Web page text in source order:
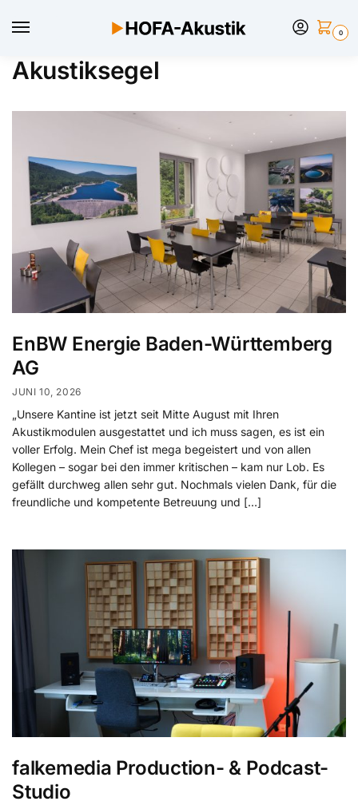
0
Akustiksegel
EnBW Energie Baden-Württemberg
AG
JUNI 10, 2026
„Unsere Kantine ist jetzt seit Mitte August mit Ihren
Akustikmodulen ausgestattet und ich muss sagen, es ist ein
voller Erfolg. Mein Chef ist mega begeistert und von allen
Kollegen – sogar bei den immer kritischen – kam nur Lob. Es
gefällt durchweg allen sehr gut. Nochmals vielen Dank, für die
freundliche und kompetente Betreuung und […]
falkemedia Production- & Podcast-
Studio